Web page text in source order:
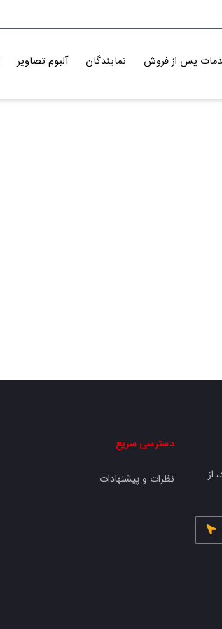
پس از فروش نمایندگان آلبوم تصاویر
از
دسترسی سریع
نظرات و پیشنهادات